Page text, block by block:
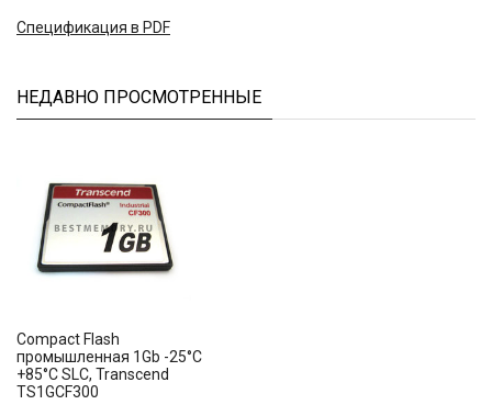
Cпецификация в PDF
НЕДАВНО ПРОСМОТРЕННЫЕ
Compact Flash
промышленная 1Gb -25°C
+85°C SLC, Transcend
TS1GCF300